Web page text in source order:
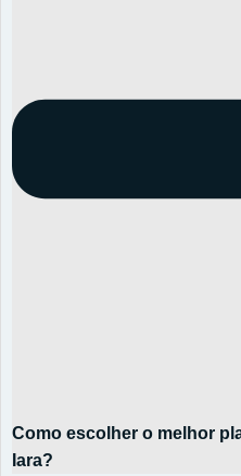
Como escolher o melhor
Iara?